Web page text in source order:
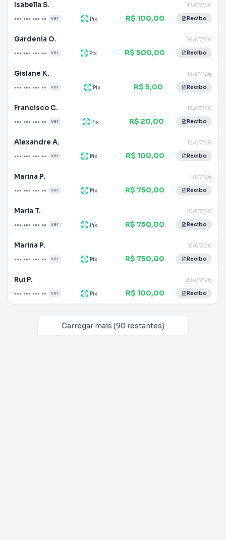
Isabella S.
••• ••• ••• •• ver
17/07/26
Pix R$ 100,00 Recibo
Gardenia O.
••• ••• ••• •• ver
16/07/26
Pix R$ 500,00 Recibo
Gislane K.
••• ••• ••• •• ver
13/07/26
Pix R$ 5,00 Recibo
Francisco C.
••• ••• ••• •• ver
13/07/26
Pix R$ 20,00 Recibo
Alexandre A.
••• ••• ••• •• ver
12/07/26
Pix R$ 100,00 Recibo
Marina P.
••• ••• ••• •• ver
11/07/26
Pix R$ 750,00 Recibo
Maria T.
••• ••• ••• •• ver
10/07/26
Pix R$ 750,00 Recibo
Marina P.
••• ••• ••• •• ver
10/07/26
Pix R$ 750,00 Recibo
Rui P.
••• ••• ••• •• ver
09/07/26
Pix R$ 100,00 Recibo
Carregar mais (90 restantes)